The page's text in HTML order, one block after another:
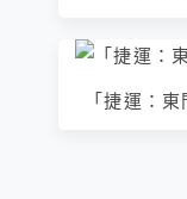
「捷運：